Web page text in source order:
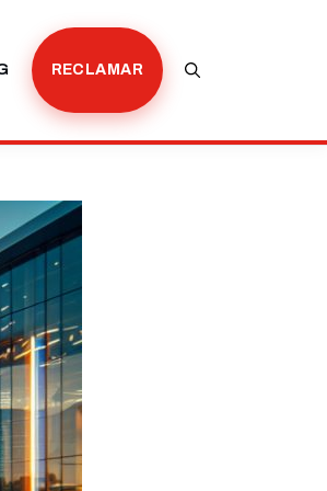
RECLAMAR